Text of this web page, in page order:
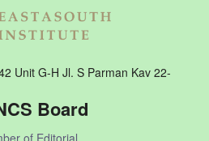
Unit G-H Jl. S Parman Kav 22-
Board